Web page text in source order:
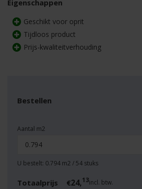
Eigenschappen
Geschikt voor oprit
Tijdloos product
Prijs-kwaliteitverhouding
Bestellen
Aantal m2
U bestelt: 0.794 m2 / 54 stuks
Totaalprijs €24,13incl. btw.